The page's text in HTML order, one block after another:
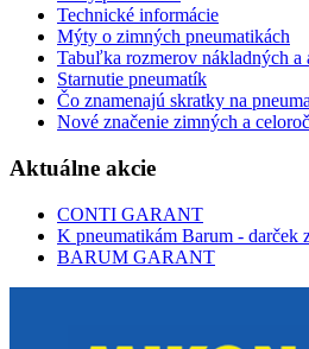
Technické informácie
Mýty o zimných pneumatikách
Tabuľka rozmerov nákladných
Starnutie pneumatík
Čo znamenajú skratky na
Nové značenie zimných a
Aktuálne akcie
CONTI GARANT
K pneumatikám Barum - darček
BARUM GARANT